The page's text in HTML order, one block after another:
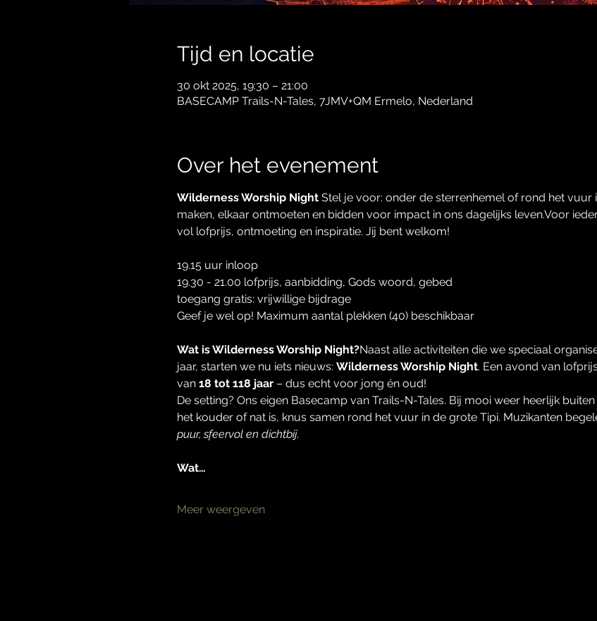
Tijd en locatie
30 okt 2025, 19:30 – 21:00
BASECAMP Trails-N-Tales, 7JMV+QM Ermelo, Nederland
Over het evenement
Wilderness Worship Night Stel je voor: onder de sterrenhemel of rond het vuur
maken, elkaar ontmoeten en bidden voor impact in ons dagelijks leven.Voor
vol lofprijs, ontmoeting en inspiratie. Jij bent welkom!
19.15 uur inloop
19.30 - 21.00 lofprijs, aanbidding, Gods woord, gebed
toegang gratis: vrijwillige bijdrage
Geef je wel op! Maximum aantal plekken (40) beschikbaar
Wat is Wilderness Worship Night?Naast alle activiteiten die we speciaal
jaar, starten we nu iets nieuws: Wilderness Worship Night. Een avond van
van 18 tot 118 jaar – dus echt voor jong én oud!
De setting? Ons eigen Basecamp van Trails-N-Tales. Bij mooi weer heerlijk
het kouder of nat is, knus samen rond het vuur in de grote Tipi. Muzikanten
puur, sfeervol en dichtbij.
Wat…
Meer weergeven